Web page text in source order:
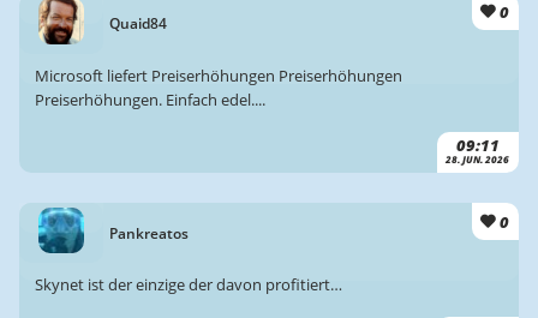
Quaid84
0
09:11
28. JUN. 2026
Microsoft liefert Preiserhöhungen Preiserhöhungen
Preiserhöhungen. Einfach edel....
Pankreatos
0
Skynet ist der einzige der davon profitiert…